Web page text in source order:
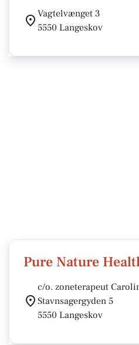
Vagtelvænget 3
5550 Langeskov
Pure Nature
c/o. zoneterapeut
Stavnsagergyden 5
5550 Langeskov